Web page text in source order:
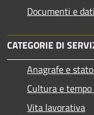
Documenti e dati
CATEGORIE DI
Anagrafe e
Cultura e
Vita lavorativa